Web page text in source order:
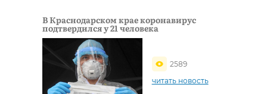
В Краснодарском крае коронавирус
подтвердился у 21 человека
2589
читать новость